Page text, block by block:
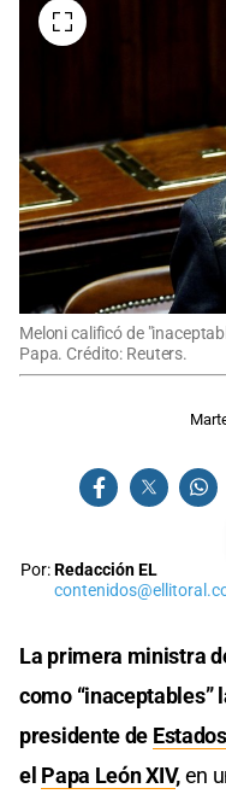
Meloni calificó de
Papa. Crédito: Reuters.
Por:Redacción EL
La primera ministra
como “inaceptables”
presidente de
el Papa León XIV,en